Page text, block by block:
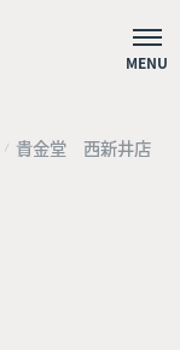
MENU
貴金堂 西新井店